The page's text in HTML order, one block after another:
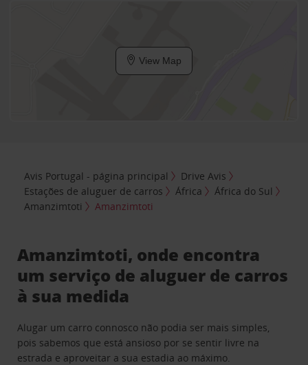
View Map
Avis Portugal - página principal
Drive Avis
Estações de aluguer de carros
África
África do Sul
Amanzimtoti
Amanzimtoti
Amanzimtoti, onde encontra
um serviço de aluguer de carros
à sua medida
Alugar um carro connosco não podia ser mais simples,
pois sabemos que está ansioso por se sentir livre na
estrada e aproveitar a sua estadia ao máximo.